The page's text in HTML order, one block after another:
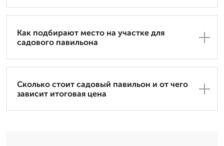
Как подбирают место на участке для
садового павильона
Сколько стоит садовый павильон и от чего
зависит итоговая цена